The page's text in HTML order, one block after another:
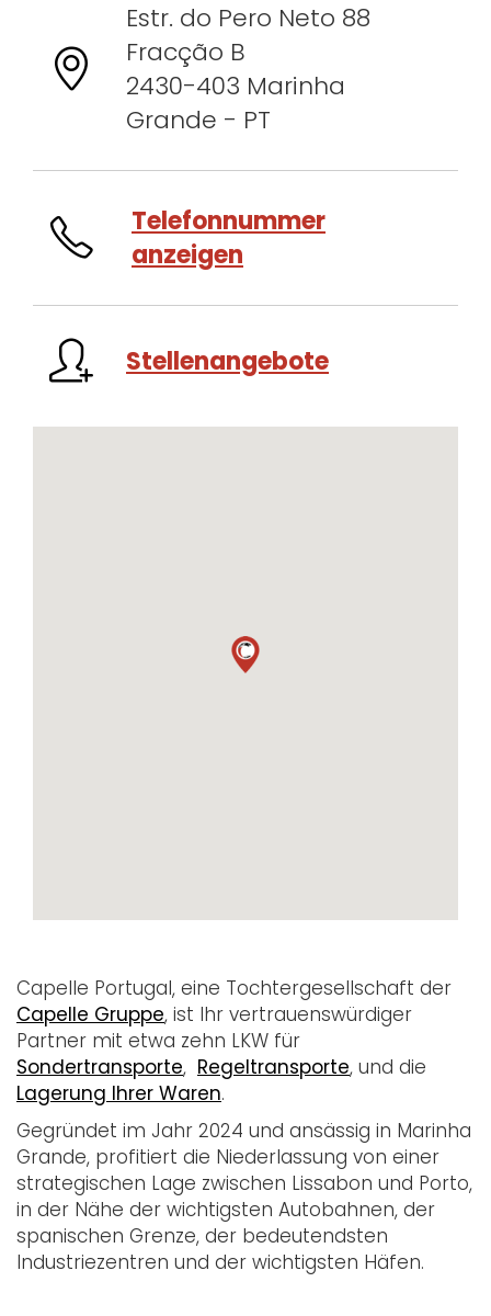
Estr. do Pero Neto 88
Fracção B
2430-403 Marinha
Grande - PT
Telefonnummer
anzeigen
Stellenangebote
Capelle Portugal, eine Tochtergesellschaft der
Capelle Gruppe, ist Ihr vertrauenswürdiger
Partner mit etwa zehn LKW für
Sondertransporte, Regeltransporte, und die
Lagerung Ihrer Waren.
Gegründet im Jahr 2024 und ansässig in Marinha
Grande, profitiert die Niederlassung von einer
strategischen Lage zwischen Lissabon und Porto,
in der Nähe der wichtigsten Autobahnen, der
spanischen Grenze, der bedeutendsten
Industriezentren und der wichtigsten Häfen.